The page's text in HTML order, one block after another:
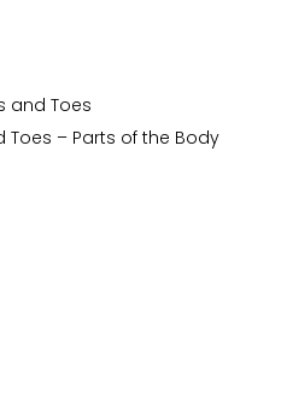
and Toes
Toes – Parts of the Body